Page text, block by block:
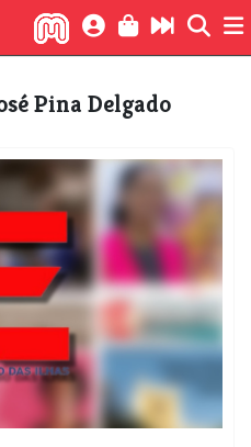
Pina Delgado